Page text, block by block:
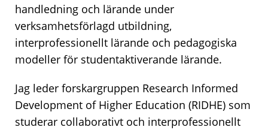
handledning och lärande under
verksamhetsförlagd utbildning,
interprofessionellt lärande och pedagogiska
modeller för studentaktiverande lärande.
Jag leder forskargruppen Research Informed
Development of Higher Education (RIDHE) som
studerar collaborativt och interprofessionellt